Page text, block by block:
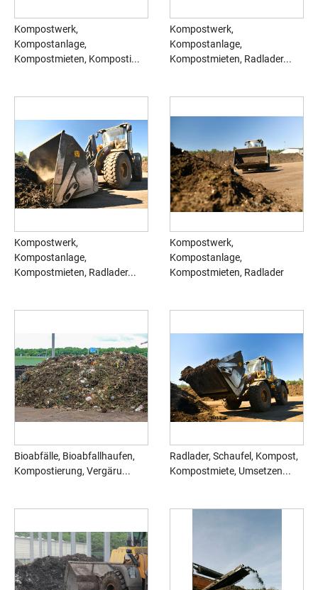
Kompostwerk,
Kompostanlage,
Kompostmieten, Komposti...
Kompostwerk,
Kompostanlage,
Kompostmieten, Radlader...
Kompostwerk,
Kompostanlage,
Kompostmieten, Radlader...
Kompostwerk,
Kompostanlage,
Kompostmieten, Radlader
Bioabfälle, Bioabfallhaufen,
Kompostierung, Vergäru...
Radlader, Schaufel, Kompost,
Kompostmiete, Umsetzen...